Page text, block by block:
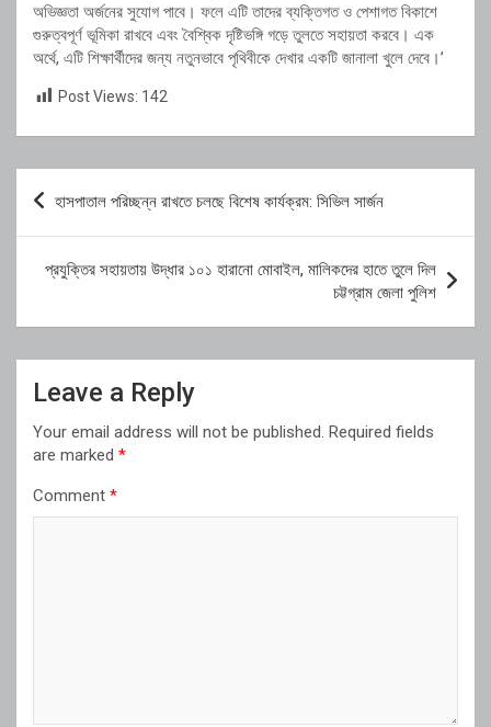
অভিজ্ঞতা অর্জনের সুযোগ পাবে। ফলে এটি তাদের ব্যক্তিগত ও পেশাগত বিকাশে
গুরুত্বপূর্ণ ভূমিকা রাখবে এবং বৈশ্বিক দৃষ্টিভঙ্গি গড়ে তুলতে সহায়তা করবে। এক
অর্থে, এটি শিক্ষার্থীদের জন্য নতুনভাবে পৃথিবীকে দেখার একটি জানালা খুলে দেবে।’
Post Views: 142
Post
হাসপাতাল পরিচ্ছন্ন রাখতে চলছে বিশেষ কার্যক্রম: সিভিল সার্জন
প্রযুক্তির সহায়তায় উদ্ধার ১০১ হারানো মোবাইল, মালিকদের হাতে তুলে দিল
চট্টগ্রাম জেলা পুলিশ
Leave a Reply
Your email address will not be published. Required fields
are marked *
Comment *